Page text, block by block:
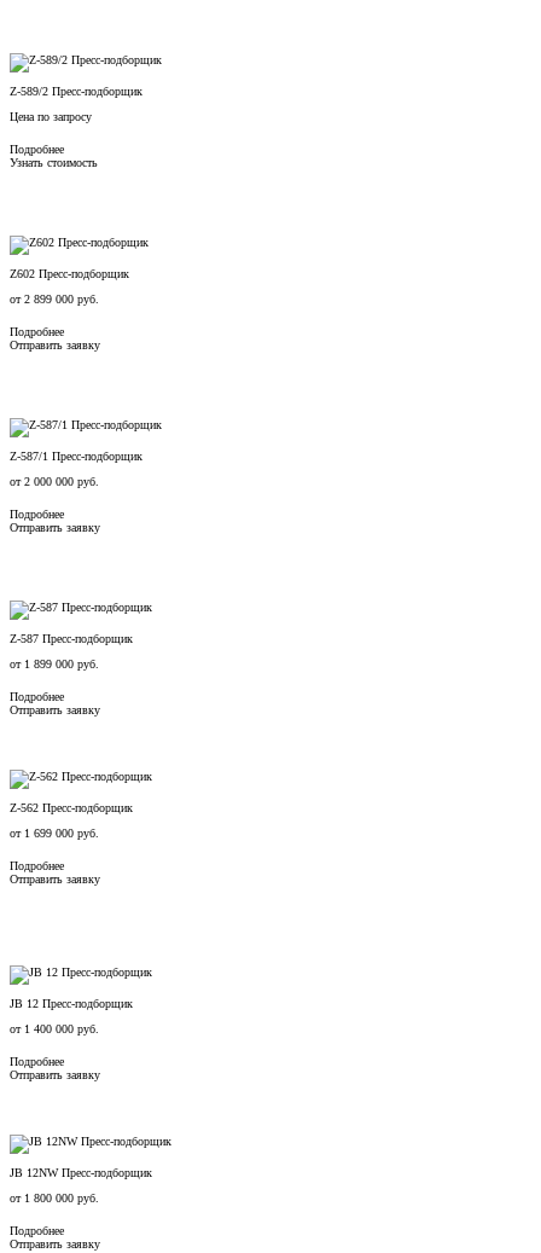
Z-589/2 Пресс-подборщик
Цена по запросу
Подробнее
Узнать стоимость
Z602 Пресс-подборщик
от2 899 000 руб.
Подробнее
Отправить заявку
Z-587/1 Пресс-подборщик
от2 000 000 руб.
Подробнее
Отправить заявку
Z-587 Пресс-подборщик
от 1 899 000 руб.
Подробнее
Отправить заявку
Z-562 Пресс-подборщик
от 1 699 000 руб.
Подробнее
Отправить заявку
JB 12 Пресс-подборщик
от 1 400 000 руб.
Подробнее
Отправить заявку
JB 12NW Пресс-подборщик
от 1 800 000 руб.
Подробнее
Отправить заявку